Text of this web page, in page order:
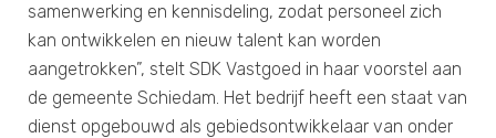
samenwerking en kennisdeling, zodat personeel zich
kan ontwikkelen en nieuw talent kan worden
aangetrokken”, stelt SDK Vastgoed in haar voorstel aan
de gemeente Schiedam. Het bedrijf heeft een staat van
dienst opgebouwd als gebiedsontwikkelaar van onder